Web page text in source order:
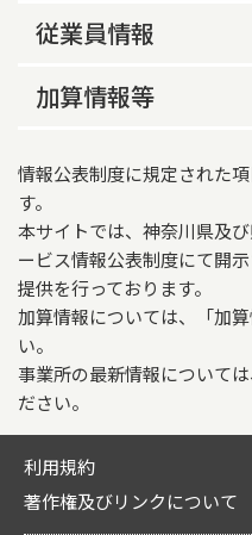
介護予防支援の指定
営業時間（平日）
営業時間（日曜）
営業時間（祝日）
その他の年間休日
土・日曜・祝日・年末
足柄下郡箱根町、小田原
ケアプランデータ連携
利用登録の有無
なし
要介護度別利用者数
要
介
護
要
護
要介護度
別利用者
数
12 2
事業所の特色等
なし
従業員情報
従業員数
業務に従事した経験年
介護支援専門員
1年未満
1年以上5年未満
5年以上
加算情報等
2007年02月25日
ケアプランデータ連携
員の配置の体制
特別地域加算
なし
特定事業所加算
なし
情報公表制度に規定された
す。
本サイトでは、神奈川県及
ービス情報公表制度にて開
提供を行っております。
加算情報については、「加
い。
事業所の最新情報について
ださい。
利用規約
著作権及びリンクについて